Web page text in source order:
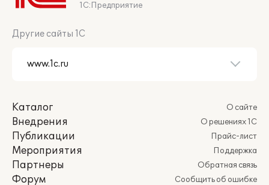
1С:Предприятие
Другие сайты 1С
Каталог
Внедрения
Публикации
Мероприятия
Партнеры
Форум
О сайте
О решениях 1С
Прайс-лист
Поддержка
Обратная связь
Сообщить об ошибке